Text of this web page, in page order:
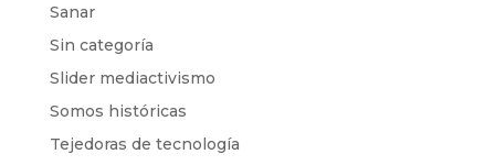
Sanar
Sin categoría
Slider mediactivismo
Somos históricas
Tejedoras de tecnología